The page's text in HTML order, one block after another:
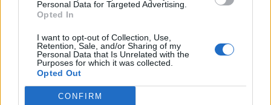
Personal Data for Targeted Advertising.
Opted In
I want to opt-out of Collection, Use,
Retention, Sale, and/or Sharing of my
Personal Data that Is Unrelated with the
Purposes for which it was collected.
Opted Out
CONFIRM
Don Xhoni i kthehet
publik, çfarë ndodhi me
reperin?
Mbërrin në Shqipëri nga
laboratorit të kokainës në
Frakull